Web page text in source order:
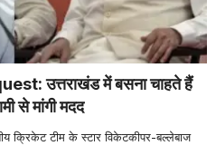
उत्तराखंड में बसना चाहते हैं
से मांगी मदद
टीम के स्टार विकेटकीपर-बल्लेबाज